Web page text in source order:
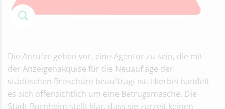
Die Anrufer geben vor, eine Agentur zu sein, die mit
der Anzeigenakquise für die Neuauflage der
städtischen Broschüre beauftragt ist. Hierbei handelt
es sich offensichtlich um eine Betrugsmasche. Die
Stadt Bornheim stellt klar, dass sie zurzeit keinen